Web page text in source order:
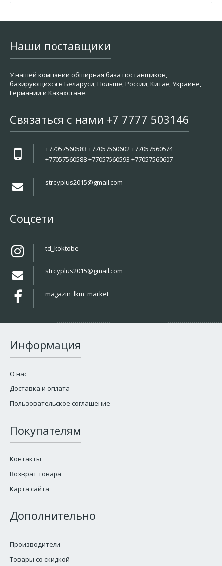
Наши поставщики
У нашей компании обширная база поставщиков,
базирующихся в Беларуси, Польше, России, Китае, Украине,
Германии и Казахстане.
Связаться с нами +7 7777 503146
+77057560583 +77057560602 +77057560574
+77057560588 +77057560593 +77057560607
stroyplus2015@gmail.com
Соцсети
td_koktobe
stroyplus2015@gmail.com
magazin_lkm_market
Информация
О нас
Доставка и оплата
Пользовательское соглашение
Покупателям
Контакты
Возврат товара
Карта сайта
Дополнительно
Производители
Товары со скидкой